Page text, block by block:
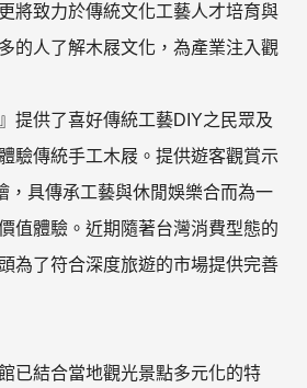
將致力於傳統文化工藝人才培育與
的人了解木屐文化，為產業注入觀
提供了喜好傳統工藝DIY之民眾及
驗傳統手工木屐。提供遊客觀賞示
，具傳承工藝與休閒娛樂合而為一
值體驗。近期隨著台灣消費型態的
為了符合深度旅遊的市場提供完善
已結合當地觀光景點多元化的特